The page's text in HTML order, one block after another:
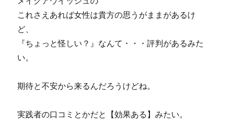
これさえあれば女性は貴方の思うがままがあるけ
ど、
『ちょっと怪しい？』なんて・・・評判があるみた
い。
期待と不安から来るんだろうけどね。
実践者の口コミとかだと【効果ある】みたい。